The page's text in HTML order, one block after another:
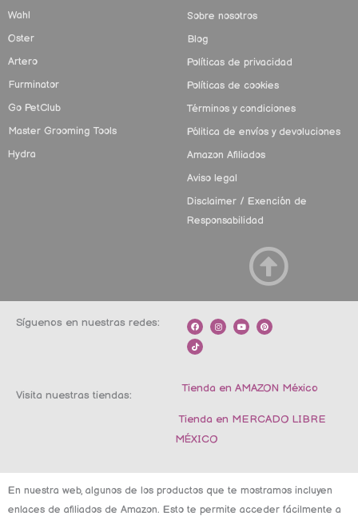
Wahl
Oster
Artero
Furminator
Go PetClub
Master Grooming Tools
Hydra
Sobre nosotros
Blog
Políticas de privacidad
Políticas de cookies
Términos y condiciones
Pólitica de envíos y devoluciones
Amazon Afiliados
Aviso legal
Disclaimer / Exención de
Responsabilidad
Síguenos en nuestras redes:
F
a
c
e
b
I
n
s
m
Y
o
u
P
i
n
t
T
i
k
t
o
Visita nuestras tiendas:
Tienda en AMAZON México
Tienda en MERCADO LIBRE
MÉXICO
En nuestra web, algunos de los productos que te mostramos incluyen
enlaces de afiliados de Amazon. Esto te permite acceder fácilmente a